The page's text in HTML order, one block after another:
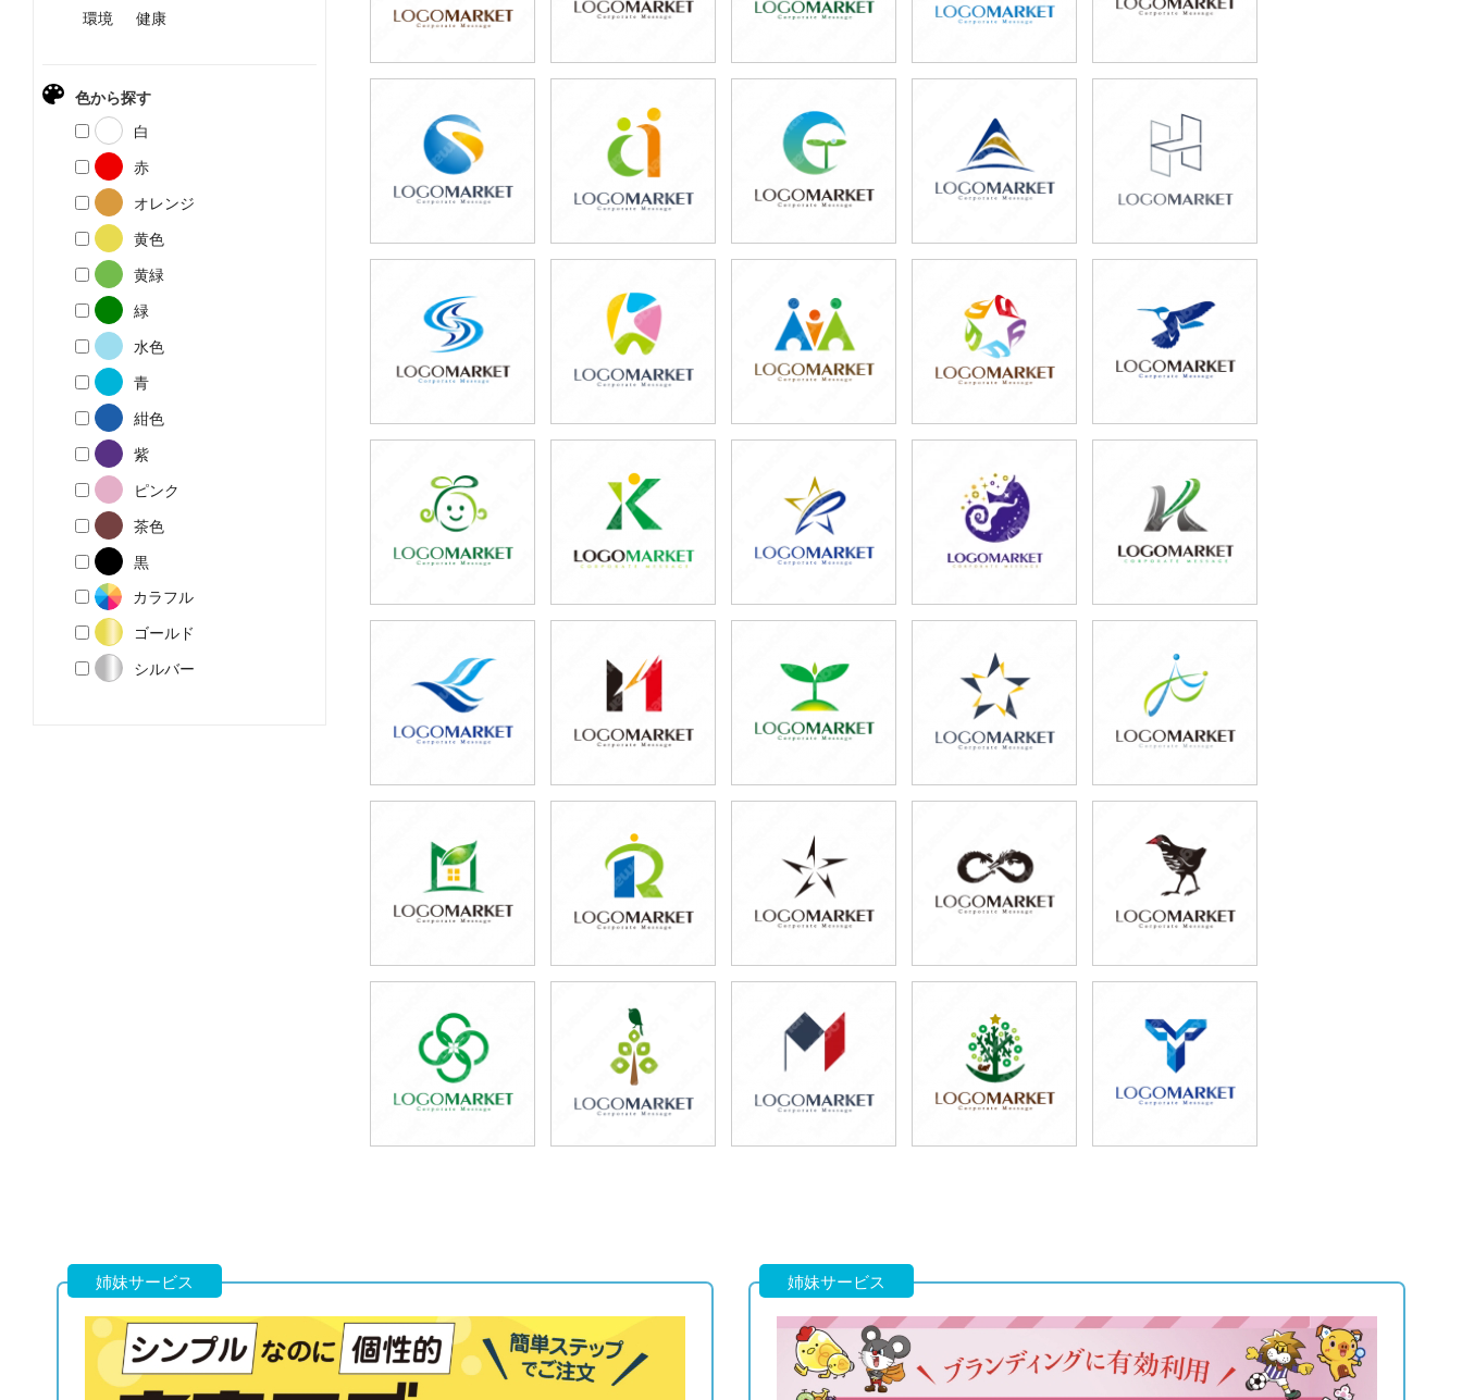
環境
健康
色から探す
白
赤
オレンジ
黄色
黄緑
緑
水色
青
紺色
紫
ピンク
茶色
黒
カラフル
ゴールド
シルバー
59,800円
(税込65,780円)
79,800円
(税込87,780円)
59,800円
(税込65,780円)
59,800円
(税込65,780円)
49,800円
(税込54,780円)
59,800円
(税込65,780円)
59,800円
(税込65,780円)
69,800円
(税込76,780円)
59,800円
(税込65,780円)
69,800円
(税込76,780円)
59,800円
(税込65,780円)
59,800円
(税込65,780円)
69,800円
(税込76,780円)
49,800円
(税込54,780円)
59,800円
(税込65,780円)
49,800円
(税込54,780円)
59,800円
(税込65,780円)
69,800円
(税込76,780円)
79,800円
(税込87,780円)
59,800円
(税込65,780円)
59,800円
(税込65,780円)
59,800円
(税込65,780円)
59,800円
(税込65,780円)
69,800円
(税込76,780円)
59,800円
(税込65,780円)
69,800円
(税込76,780円)
69,800円
(税込76,780円)
49,800円
(税込54,780円)
79,800円
(税込87,780円)
69,800円
(税込76,780円)
姉妹サービス 姉妹サービス